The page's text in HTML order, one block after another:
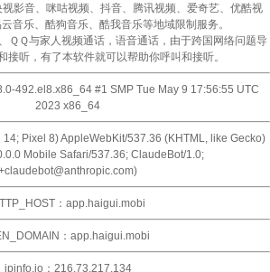
影音、咪咕视频、抖音、腾讯视频、爱奇艺、优酷视
音乐、酷狗音乐、酷我音乐等地域限制服务。
ＱＱ与家人视频通话，语音通话，由于跨国网络问题导
接听，有了本软件就可以帮助你呼叫和接听。
492.el8.x86_64 #1 SMP Tue May 9 17:56:55 UTC
2023 x86_64
Pixel 8) AppleWebKit/537.36 (KHTML, like Gecko)
Mobile Safari/537.36; ClaudeBot/1.0;
：app.haigui.mobi
：app.haigui.mobi
ipinfo.io：216.73.217.134